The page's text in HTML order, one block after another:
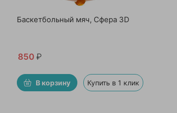
Баскетбольный мяч, Сфера 3D
850₽
В корзину Купить в 1 клик